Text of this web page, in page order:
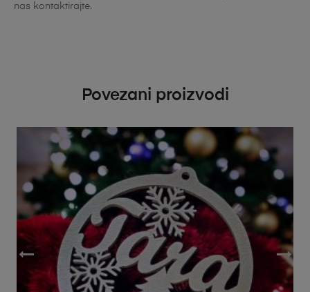
nas kontaktirajte.
Povezani proizvodi